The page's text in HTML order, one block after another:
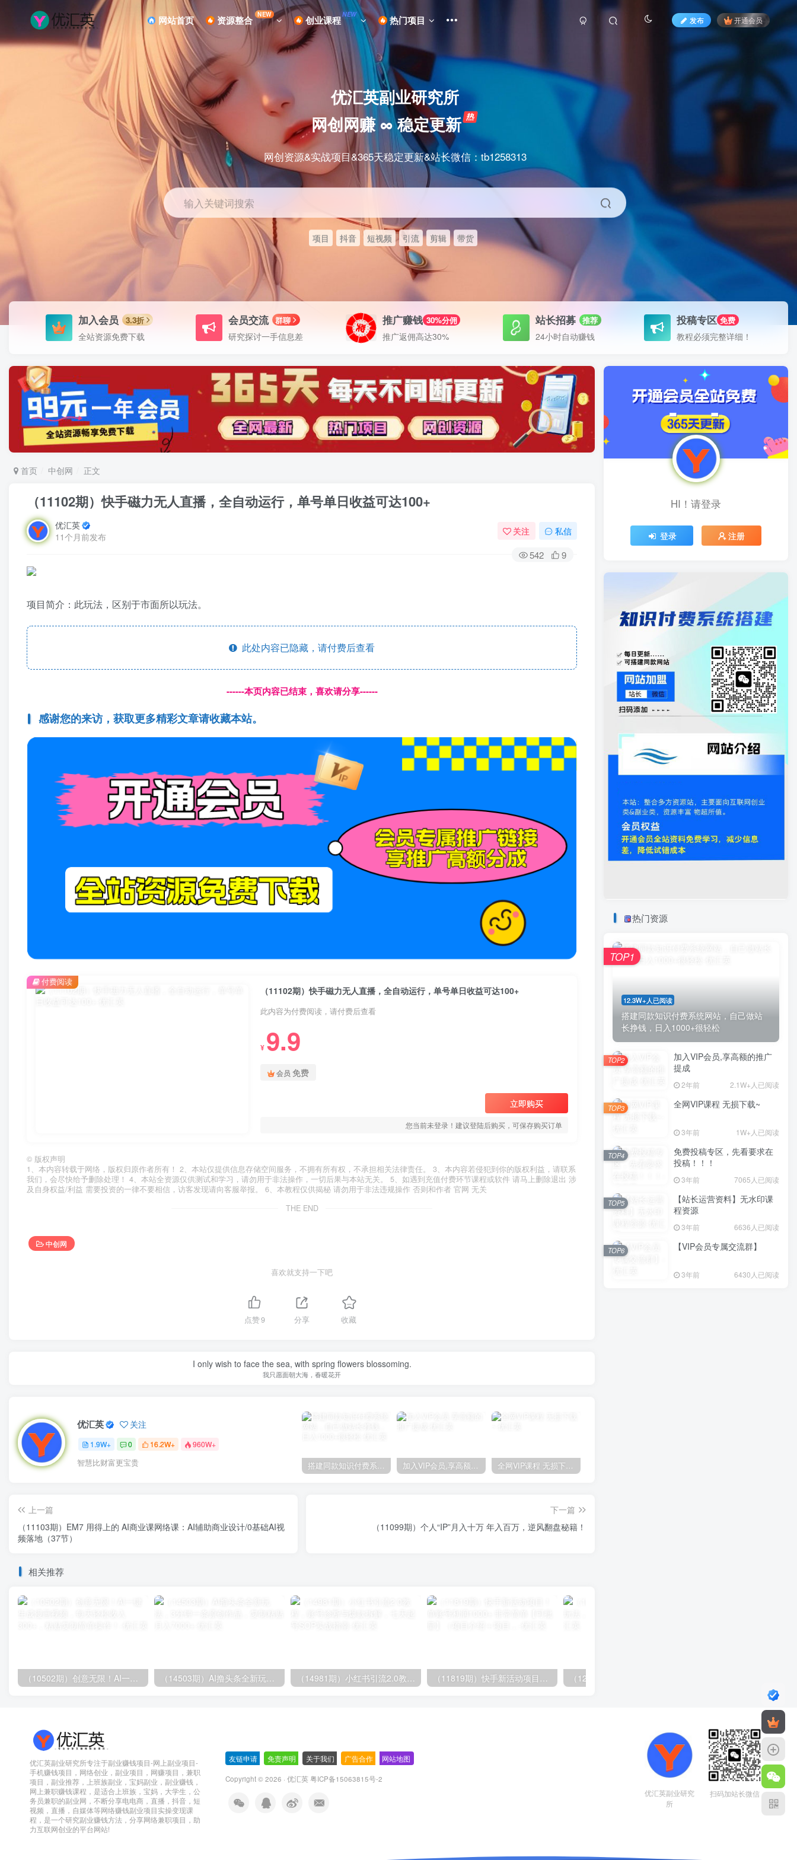
网站首页 资源整合 NEW 创业课程NEW 热门项目 发布 开通会员
优汇英副业研究所
网创网赚 ∞ 稳定更新
网创资源&实战项目&365天稳定更新&站长微信：tb1258313
输入关键词搜索
项目 抖音 短视频 引流 剪辑 带货
加入会员 3.3折
全站资源免费下载
会员交流 群聊
研究探讨一手信息差
推广赚钱 30%分佣
推广返佣高达30%
站长招募 推荐
24小时自动赚钱
投稿专区 免费
教程必须完整详细！
首页 中创网 正文
（11102期）快手磁力无人直播，全自动运行，单号单日收益可达100+
优汇英
11个月前发布
关注 私信
542 9
项目简介：此玩法，区别于市面所以玩法。
此处内容已隐藏，请付费后查看
------本页内容已结束，喜欢请分享------
感谢您的来访，获取更多精彩文章请收藏本站。
（11102期）快手磁力无人直播，全自动运行，单号单日收益可达100+
此内容为付费阅读，请付费后查看
¥ 9.9
会员 免费
立即购买
您当前未登录！建议登陆后购买，可保存购买订单
付费阅读
© 版权声明
1、本内容转载于网络，版权归原作者所有！ 2、本站仅提供信息存储空间服务，不拥有所有权，不承担相关法律责任。 3、本内容若侵犯到你的版权利益，请联系
我们，会尽快给予删除处理！ 4、本站全资源仅供测试和学习，请勿用于非法操作，一切后果与本站无关。 5、如遇到充值付费环节课程或软件 请马上删除退出 涉
及自身权益/利益 需要投资的一律不要相信，访客发现请向客服举报。 6、本教程仅供揭秘 请勿用于非法违规操作 否则和作者 官网 无关
THE END
中创网
喜欢就支持一下吧
点赞9 分享 收藏
I only wish to face the sea, with spring flowers blossoming.
我只愿面朝大海，春暖花开
优汇英 关注
1.9W+ 0 16.2W+ 960W+
智慧比财富更宝贵 搭建同款知识付费系统网站，自己做站长挣钱，日入1000+很轻松 加入VIP会员,享高额的推广提成 全网VIP课程 无损下载~
上一篇
（11103期）EM7 用得上的 AI商业课网络课：AI辅助商业设计/0基础AI视
频落地（37节）
下一篇
（11099期）个人“IP”月入十万 年入百万，逆风翻盘秘籍！
相关推荐
HI！请登录
登录 注册
热门资源
12.3W+人已阅读
搭建同款知识付费系统网站，自己做站
长挣钱，日入1000+很轻松
TOP1
加入VIP会员,享高额的推广
提成
2年前 2.1W+人已阅读
TOP2
全网VIP课程 无损下载~
3年前 1W+人已阅读
TOP3
免费投稿专区，先看要求在
投稿！！！
3年前 7065人已阅读
TOP4
【站长运营资料】无水印课
程资源
3年前 6636人已阅读
TOP5
【VIP会员专属交流群】
3年前 6430人已阅读
TOP6
优汇英副业研究所专注于副业赚钱项目-网上副业项目-
手机赚钱项目，网络创业，副业项目，网赚项目，兼职
项目，副业推荐，上班族副业，宝妈副业，副业赚钱，
网上兼职赚钱课程，是适合上班族，宝妈，大学生，公
务员兼职的副业网，不断分享电电商，直播，抖音，短
视频，直播，自媒体等网络赚钱副业项目实操变现课
程，是一个研究副业赚钱方法，分享网络兼职项目，助
力互联网创业的平台网站!
友链申请 免责声明 关于我们 广告合作 网站地图
Copyright © 2026 · 优汇英粤ICP备15063815号-2
优汇英副业研究
所
扫码加站长微信